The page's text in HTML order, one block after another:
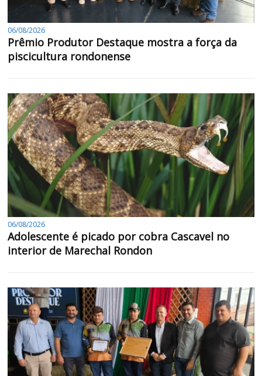
06/08/2026
Prêmio Produtor Destaque mostra a força da
piscicultura rondonense
06/08/2026
Adolescente é picado por cobra Cascavel no
interior de Marechal Rondon